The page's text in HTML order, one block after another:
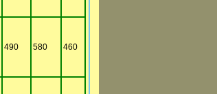
490 580 460